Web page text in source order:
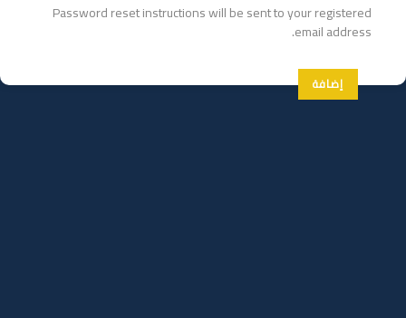
Password reset instructions will be sent to your registered
email address.